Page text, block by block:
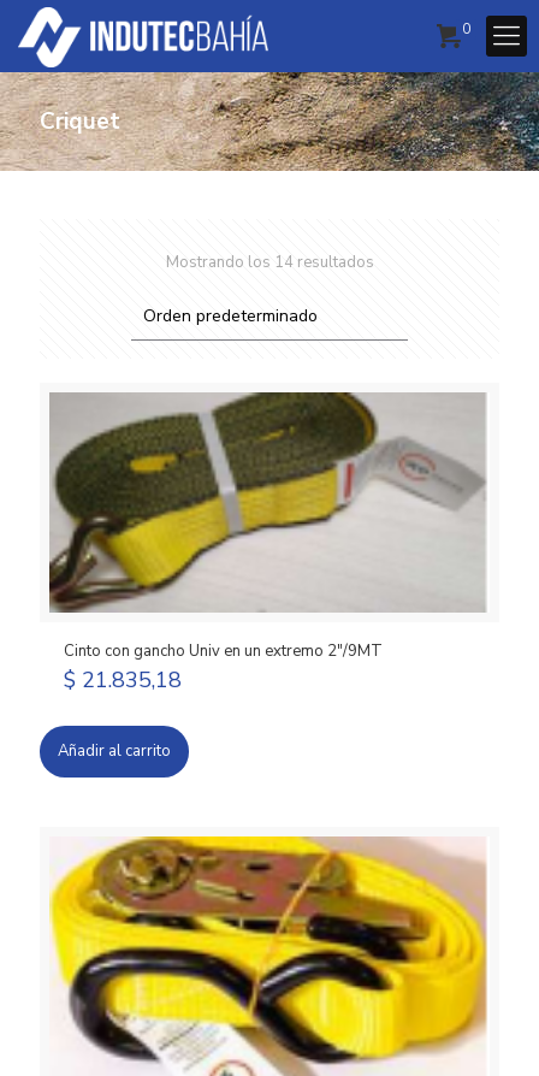
0
Criquet
Mostrando los 14 resultados
Cinto con gancho Univ en un extremo 2″/9MT
$ 21.835,18
Añadir al carrito